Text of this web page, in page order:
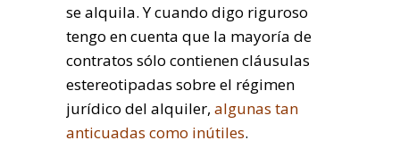
se alquila. Y cuando digo riguroso
tengo en cuenta que la mayoría de
contratos sólo contienen cláusulas
estereotipadas sobre el régimen
jurídico del alquiler, algunas tan
anticuadas como inútiles.